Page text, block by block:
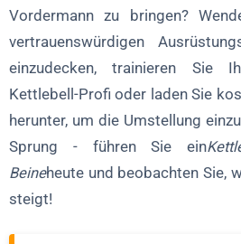
Vordermann zu bringen?
vertrauenswürdigen
einzudecken, trainieren Sie
Kettlebell-Profi oder laden Sie
herunter, um die Umstellung
Sprung - führen Sie ein
Beineheute und beobachten Sie,
steigt!